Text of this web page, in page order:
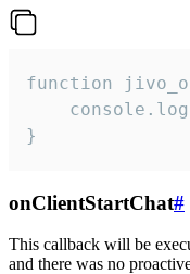
function
}
onClientStartChat#
This callback will be
and there was no